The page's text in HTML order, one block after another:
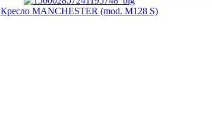
Кресло MANCHESTER (mod. M128 S)